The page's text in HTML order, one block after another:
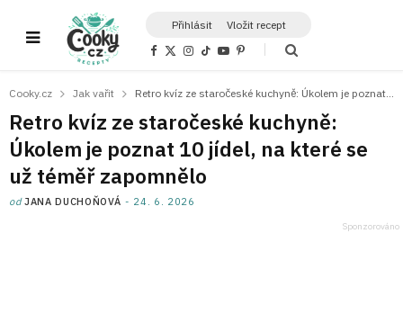
Přihlásit Vložit recept
F
b
o
k
X
i
t
e
I
a
r
a
m
T
o
Y
u
e
P
e
t
Cooky.cz Jak vařit
Retro kvíz ze staročeské kuchyně:
Úkolem je poznat 10 jídel, na které se
už téměř zapomnělo
odJANA DUCHOŇOVÁ 24. 6. 2026